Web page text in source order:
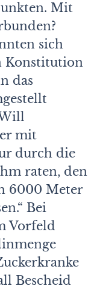
Mit
sich
Konstitution
das
mit
durch die
raten, den
6000 Meter
Bei
Vorfeld
Bescheid